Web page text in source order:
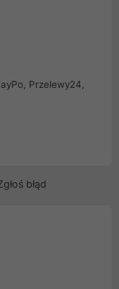
Przelewy24,
błąd